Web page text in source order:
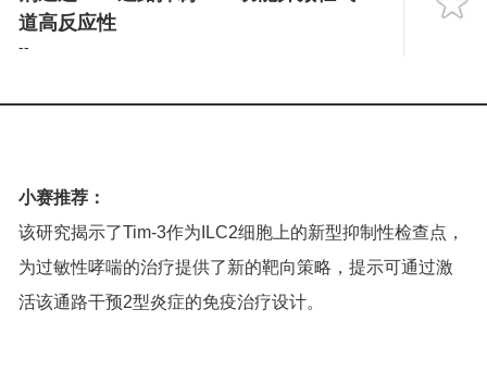
道高反应性
--
小赛推荐：
该研究揭示了Tim-3作为ILC2细胞上的新型抑制性检查点，
为过敏性哮喘的治疗提供了新的靶向策略，提示可通过激
活该通路干预2型炎症的免疫治疗设计。